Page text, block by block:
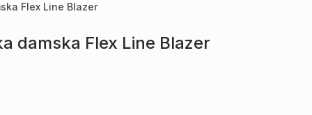
Flex Line Blazer
damska Flex Line Blazer